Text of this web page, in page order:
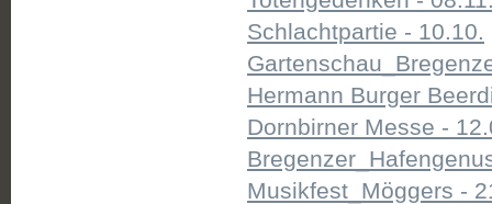
Schlachtpartie - 10.10.
Hermann Burger
Dornbirner Messe -
Musikfest_Möggers -